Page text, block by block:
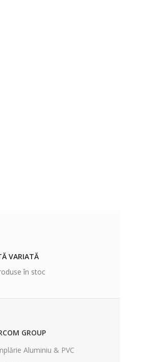
VARIATĂ
în stoc
GROUP
Aluminiu & PVC